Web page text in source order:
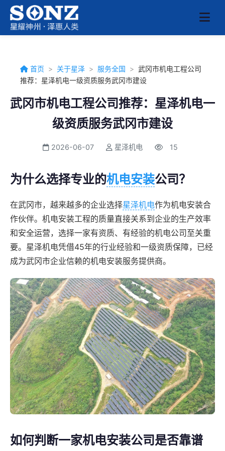
首页 > 关于星泽 > 服务全国 > 武冈市机电工程公司
推荐：星泽机电一级资质服务武冈市建设
武冈市机电工程公司推荐：星泽机电一
级资质服务武冈市建设
2026-06-07 星泽机电 15
为什么选择专业的机电安装公司？
在武冈市，越来越多的企业选择星泽机电作为机电安装合
作伙伴。机电安装工程的质量直接关系到企业的生产效率
和安全运营，选择一家有资质、有经验的机电公司至关重
要。星泽机电凭借45年的行业经验和一级资质保障，已经
成为武冈市企业信赖的机电安装服务提供商。
如何判断一家机电安装公司是否靠谱